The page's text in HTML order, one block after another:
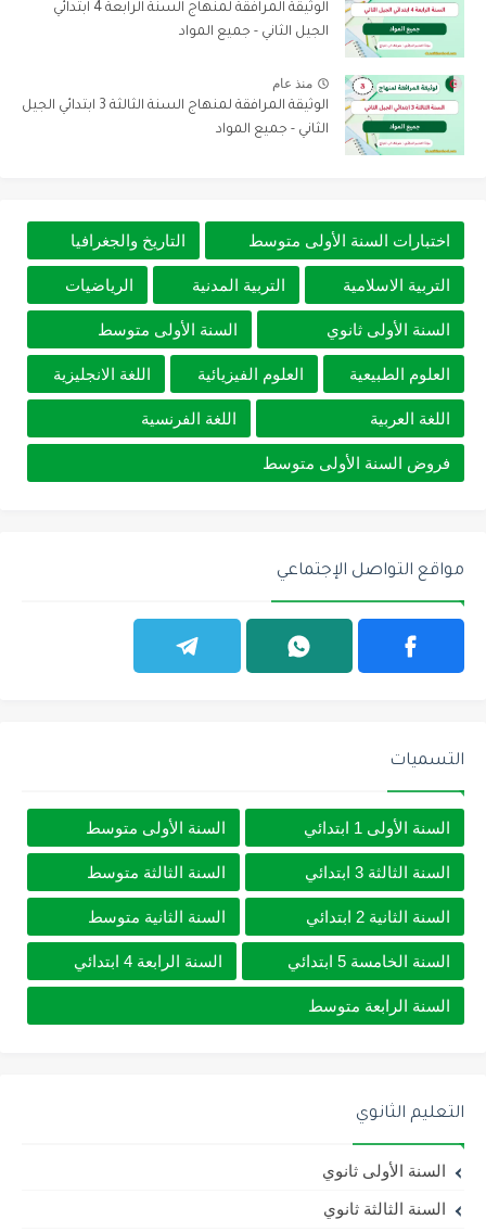
الوثيقة المرافقة لمنهاج السنة الرابعة 4 ابتدائي
الجيل الثاني - جميع المواد
منذ عام
الوثيقة المرافقة لمنهاج السنة الثالثة 3 ابتدائي الجيل
الثاني - جميع المواد
اختبارات السنة الأولى متوسط التاريخ والجغرافيا
التربية الاسلامية التربية المدنية الرياضيات
السنة الأولى ثانوي السنة الأولى متوسط
العلوم الطبيعية العلوم الفيزيائية اللغة الانجليزية
اللغة العربية اللغة الفرنسية
فروض السنة الأولى متوسط
مواقع التواصل الإجتماعي
التسميات
السنة الأولى 1 ابتدائي السنة الأولى متوسط
السنة الثالثة 3 ابتدائي السنة الثالثة متوسط
السنة الثانية 2 ابتدائي السنة الثانية متوسط
السنة الخامسة 5 ابتدائي السنة الرابعة 4 ابتدائي
السنة الرابعة متوسط
التعليم الثانوي
السنة الأولى ثانوي
السنة الثالثة ثانوي